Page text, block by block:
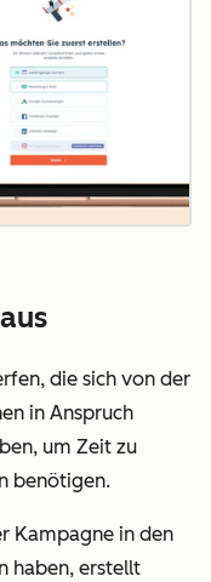
die sich von der
in Anspruch
um Zeit zu
benötigen.
Kampagne in den
haben, erstellt